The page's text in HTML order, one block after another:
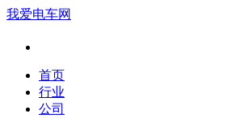
我爱电车网
首页
行业
公司